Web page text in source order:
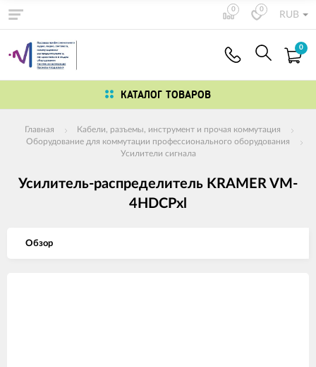
0 0
RUB
0
КАТАЛОГ ТОВАРОВ
Главная
Кабели, разъемы, инструмент и прочая коммутация
Оборудование для коммутации профессионального оборудования
Усилители сигнала
Усилитель-распределитель KRAMER VM-
4HDCPxl
Обзор